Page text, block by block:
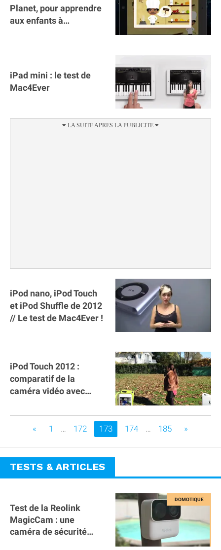
Planet, pour apprendre
aux enfants à
iPad mini : le test de
Mac4Ever
iPod nano, iPod Touch
et iPod Shuffle de 2012
// Le test de Mac4Ever !
iPod Touch 2012 :
comparatif de la
caméra vidéo avec
« 1 … 172 Vous êtes sur la page
173 174 … 185 »
TESTS & ARTICLES
Test de la Reolink
MagicCam : une
caméra de sécurité